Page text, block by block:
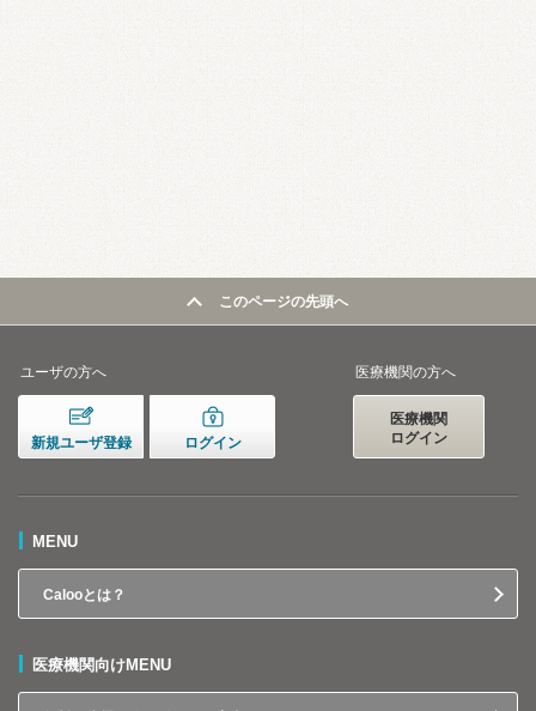
このページの先頭へ
ユーザの方へ
新規ユーザ登録 ログイン
医療機関の方へ
医療機関
ログイン
MENU
Calooとは？
医療機関向けMENU